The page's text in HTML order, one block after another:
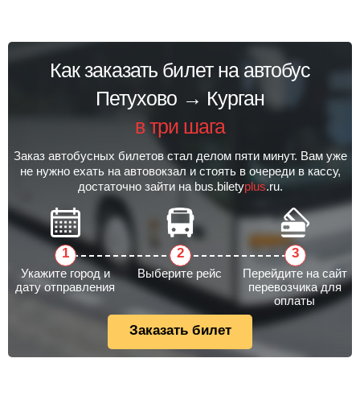
Как заказать билет на автобус
Петухово → Курган
в три шага
Заказ автобусных билетов стал делом пяти минут. Вам уже
не нужно ехать на автовокзал и стоять в очереди в кассу,
достаточно зайти на bus.biletyplus.ru.
Укажите город и
дату отправления
Выберите рейс
Перейдите на сайт
перевозчика для
оплаты
Заказать билет